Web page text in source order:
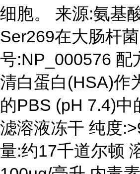
细胞。 来源:氨基
Ser269在大肠杆
号:NP_000576 配
清白蛋白(HSA)作
的PBS (pH 7.4)中
滤溶液冻干 纯度
量:约17千道尔顿